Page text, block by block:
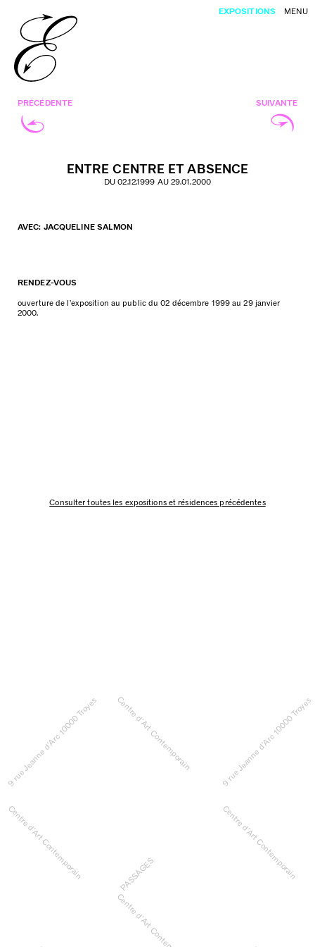
MENU
EXPOSITIONS
PRÉCÉDENTE SUIVANTE
ENTRE CENTRE ET ABSENCE
DU 02.12.1999 AU 29.01.2000
AVEC: JACQUELINE SALMON
RENDEZ-VOUS
ouverture de l’exposition au public du 02 décembre 1999 au 29 janvier
2000.
Consulter toutes les expositions et résidences précédentes
9 rue Jeanne d’Arc 10000 Troyes
Centre d’Art Contemporain
Centre d’Art Contemporain
PASSAGES
Centre d’Art Contemporain
9 rue Jeanne d’Arc 10000 Troyes
Centre d’Art Contemporain